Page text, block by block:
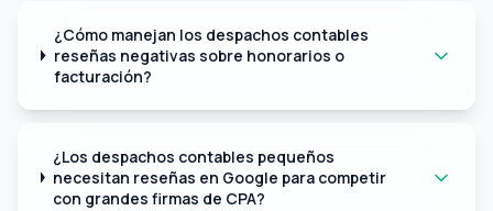
¿Cómo manejan los despachos contables
reseñas negativas sobre honorarios o
facturación?
¿Los despachos contables pequeños
necesitan reseñas en Google para competir
con grandes firmas de CPA?